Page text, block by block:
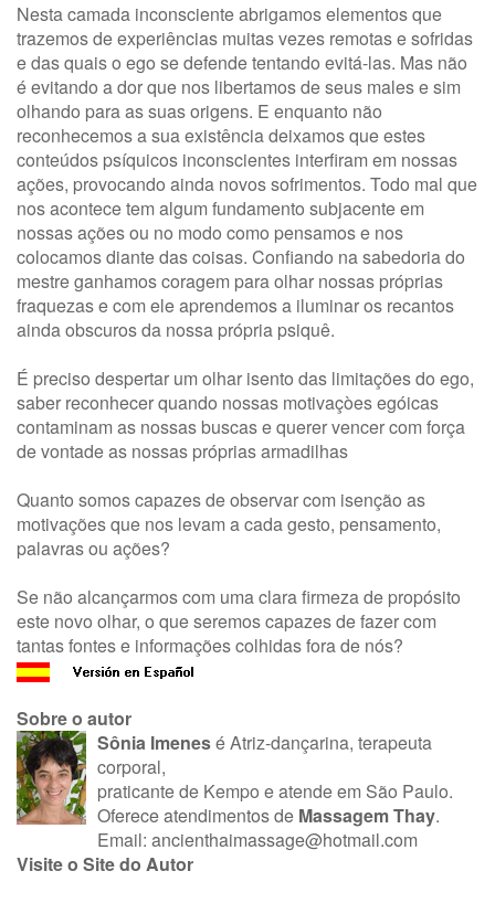
Nesta camada inconsciente abrigamos elementos que
trazemos de experiências muitas vezes remotas e sofridas
e das quais o ego se defende tentando evitá-las. Mas não
é evitando a dor que nos libertamos de seus males e sim
olhando para as suas origens. E enquanto não
reconhecemos a sua existência deixamos que estes
conteúdos psíquicos inconscientes interfiram em nossas
ações, provocando ainda novos sofrimentos. Todo mal que
nos acontece tem algum fundamento subjacente em
nossas ações ou no modo como pensamos e nos
colocamos diante das coisas. Confiando na sabedoria do
mestre ganhamos coragem para olhar nossas próprias
fraquezas e com ele aprendemos a iluminar os recantos
ainda obscuros da nossa própria psiquê.
É preciso despertar um olhar isento das limitações do ego,
saber reconhecer quando nossas motivaçòes egóicas
contaminam as nossas buscas e querer vencer com força
de vontade as nossas próprias armadilhas
Quanto somos capazes de observar com isenção as
motivações que nos levam a cada gesto, pensamento,
palavras ou ações?
Se não alcançarmos com uma clara firmeza de propósito
este novo olhar, o que seremos capazes de fazer com
tantas fontes e informações colhidas fora de nós?
Sobre o autor
Sônia Imenesé Atriz-dançarina, terapeuta
corporal,
praticante de Kempo e atende em São Paulo.
Oferece atendimentos de Massagem Thay.
Email: ancienthaimassage@hotmail.com
Visite o Site do Autor